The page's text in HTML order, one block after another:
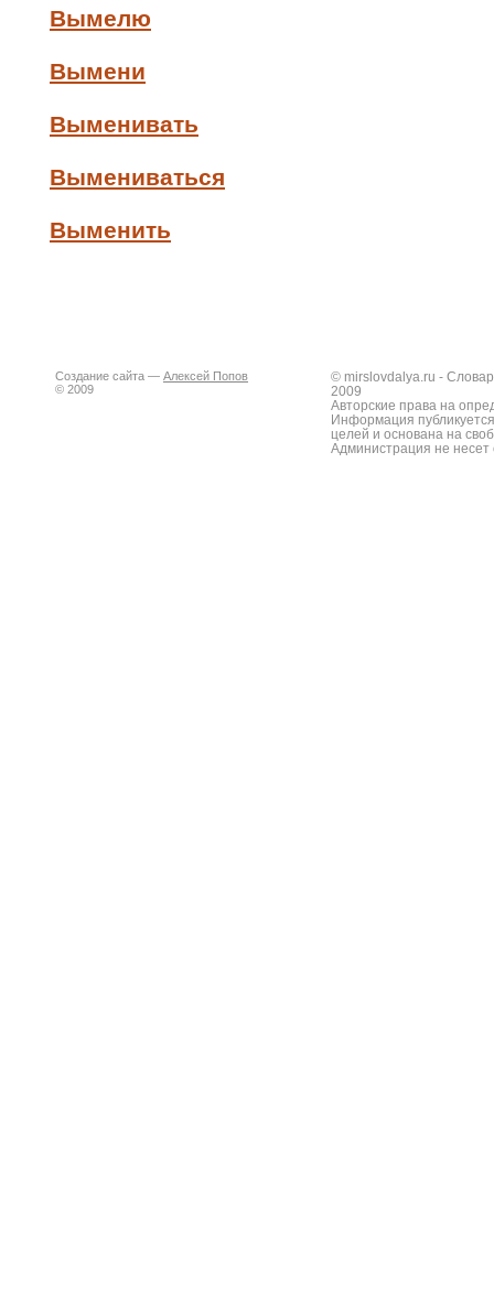
Вымелю
Вымени
Выменивать
Вымениваться
Выменить
Создание сайта — Алексей Попов
© 2009
© mirslovdalya.ru -
2009
Авторские права на
Информация
целей и основана на
Администрация не несет